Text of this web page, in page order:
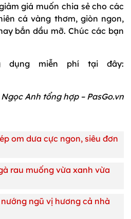
giá muốn chia sẻ cho các
cá vàng thơm, giòn ngon,
bắn dầu mỡ. Chúc các bạn
dụng miễn phí tại đây:
Ngọc Anh tổng hợp – PasGo.vn
om dưa cực ngon, siêu đơn
rau muống vừa xanh vừa
ngũ vị hương cả nhà